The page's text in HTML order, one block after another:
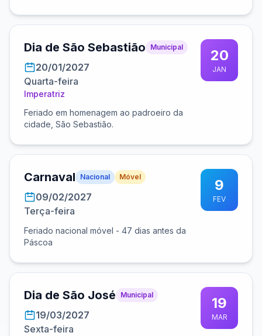
Dia de São Sebastião Municipal
20/01/2027
Quarta-feira
Imperatriz
Feriado em homenagem ao padroeiro da
cidade, São Sebastião.
20
JAN
Carnaval Nacional Móvel
09/02/2027
Terça-feira
Feriado nacional móvel - 47 dias antes da
Páscoa
9
FEV
Dia de São José Municipal
19/03/2027
Sexta-feira
19
MAR